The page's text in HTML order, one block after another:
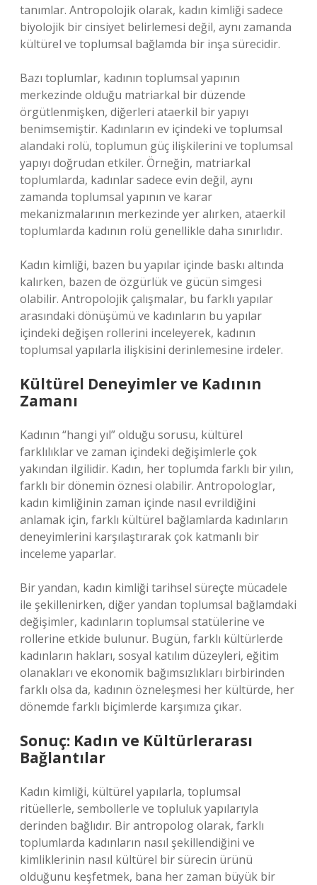
tanımlar. Antropolojik olarak, kadın kimliği sadece
biyolojik bir cinsiyet belirlemesi değil, aynı zamanda
kültürel ve toplumsal bağlamda bir inşa sürecidir.
Bazı toplumlar, kadının toplumsal yapının
merkezinde olduğu matriarkal bir düzende
örgütlenmişken, diğerleri ataerkil bir yapıyı
benimsemiştir. Kadınların ev içindeki ve toplumsal
alandaki rolü, toplumun güç ilişkilerini ve toplumsal
yapıyı doğrudan etkiler. Örneğin, matriarkal
toplumlarda, kadınlar sadece evin değil, aynı
zamanda toplumsal yapının ve karar
mekanizmalarının merkezinde yer alırken, ataerkil
toplumlarda kadının rolü genellikle daha sınırlıdır.
Kadın kimliği, bazen bu yapılar içinde baskı altında
kalırken, bazen de özgürlük ve gücün simgesi
olabilir. Antropolojik çalışmalar, bu farklı yapılar
arasındaki dönüşümü ve kadınların bu yapılar
içindeki değişen rollerini inceleyerek, kadının
toplumsal yapılarla ilişkisini derinlemesine irdeler.
Kültürel Deneyimler ve Kadının
Zamanı
Kadının “hangi yıl” olduğu sorusu, kültürel
farklılıklar ve zaman içindeki değişimlerle çok
yakından ilgilidir. Kadın, her toplumda farklı bir yılın,
farklı bir dönemin öznesi olabilir. Antropologlar,
kadın kimliğinin zaman içinde nasıl evrildiğini
anlamak için, farklı kültürel bağlamlarda kadınların
deneyimlerini karşılaştırarak çok katmanlı bir
inceleme yaparlar.
Bir yandan, kadın kimliği tarihsel süreçte mücadele
ile şekillenirken, diğer yandan toplumsal bağlamdaki
değişimler, kadınların toplumsal statülerine ve
rollerine etkide bulunur. Bugün, farklı kültürlerde
kadınların hakları, sosyal katılım düzeyleri, eğitim
olanakları ve ekonomik bağımsızlıkları birbirinden
farklı olsa da, kadının özneleşmesi her kültürde, her
dönemde farklı biçimlerde karşımıza çıkar.
Sonuç: Kadın ve Kültürlerarası
Bağlantılar
Kadın kimliği, kültürel yapılarla, toplumsal
ritüellerle, sembollerle ve topluluk yapılarıyla
derinden bağlıdır. Bir antropolog olarak, farklı
toplumlarda kadınların nasıl şekillendiğini ve
kimliklerinin nasıl kültürel bir sürecin ürünü
olduğunu keşfetmek, bana her zaman büyük bir